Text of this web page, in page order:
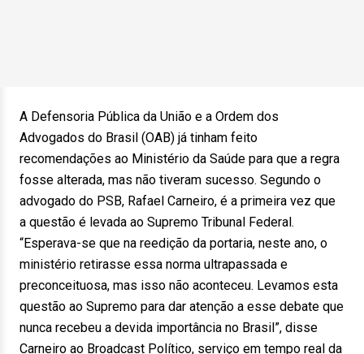
A Defensoria Pública da União e a Ordem dos
Advogados do Brasil (OAB) já tinham feito
recomendações ao Ministério da Saúde para que a regra
fosse alterada, mas não tiveram sucesso. Segundo o
advogado do PSB, Rafael Carneiro, é a primeira vez que
a questão é levada ao Supremo Tribunal Federal.
“Esperava-se que na reedição da portaria, neste ano, o
ministério retirasse essa norma ultrapassada e
preconceituosa, mas isso não aconteceu. Levamos esta
questão ao Supremo para dar atenção a esse debate que
nunca recebeu a devida importância no Brasil”, disse
Carneiro ao Broadcast Político, serviço em tempo real da